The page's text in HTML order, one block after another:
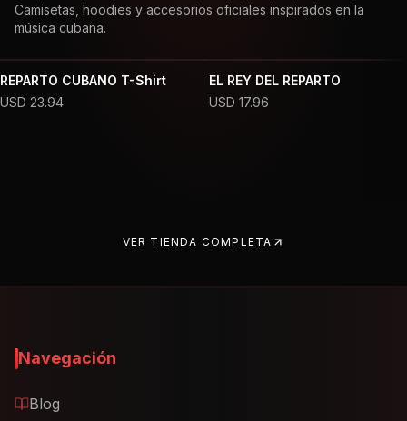
Camisetas, hoodies y accesorios oficiales inspirados en la
música cubana.
REPARTO CUBANO T-Shirt
USD 23.94
EL REY DEL REPARTO
USD 17.96
VER TIENDA COMPLETA
Navegación
Blog